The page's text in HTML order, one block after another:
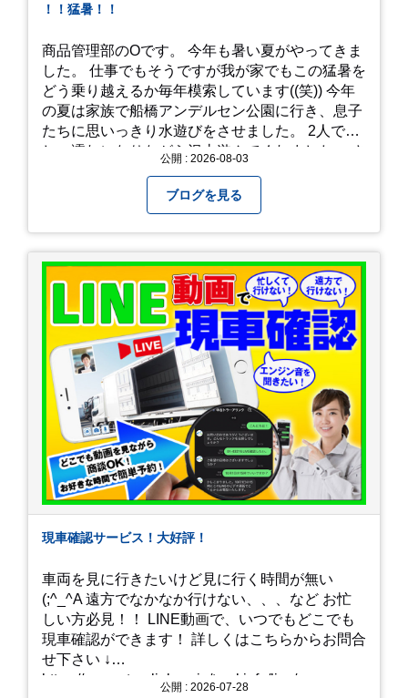
！！猛暑！！
商品管理部のOです。 今年も暑い夏がやってきま
した。 仕事でもそうですが我が家でもこの猛暑を
どう乗り越えるか毎年模索しています((笑)) 今年
の夏は家族で船橋アンデルセン公園に行き、息子
たちに思いっきり水遊びをさせました。 2人でび
しょ濡れになりながら沢山遊んでくれました。 さ
みようと思います。
公開 : 2026-08-03
ブログを見る
現車確認サービス！大好評！
車両を見に行きたいけど見に行く時間が無い
(;^_^A 遠方でなかなか行けない、、、など お忙
しい方必見！！ LINE動画で、いつでもどこでも
現車確認ができます！ 詳しくはこちらからお問合
せ下さい ↓
https://www.steerlink.co.jp/truckinfo/live/
公開 : 2026-07-28